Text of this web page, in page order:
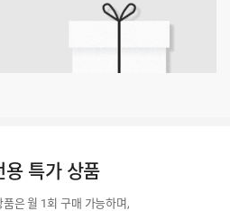
용 특가 상품
은 월 1회 구매 가능하며,